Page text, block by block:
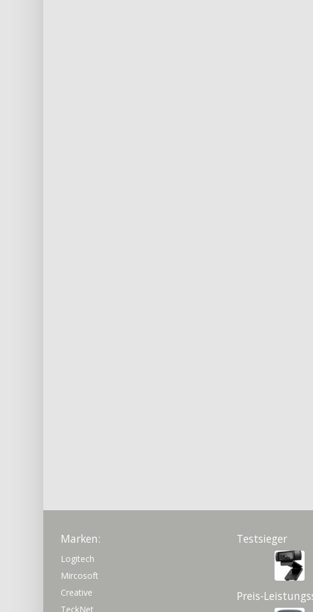
Marken:
Logitech
Mircosoft
Creative
TeckNet
Testsieger
Preis-